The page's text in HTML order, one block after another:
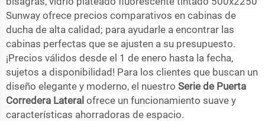
Sunway ofrece precios comparativos en cabinas de
ducha de alta calidad; para ayudarle a encontrar las
cabinas perfectas que se ajusten a su presupuesto.
¡Precios válidos desde el 1 de enero hasta la fecha,
sujetos a disponibilidad! Para los clientes que buscan un
diseño elegante y moderno, el nuestro Serie de Puerta
Corredera Lateral ofrece un funcionamiento suave y
características ahorradoras de espacio.